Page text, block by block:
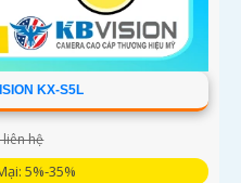
KX-S5L
liên hệ
5%-35%